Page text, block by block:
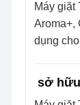
Máy giặt
Aroma+,
dụng
sở